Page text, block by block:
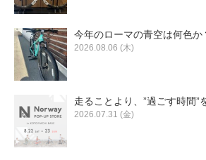
今年のローマの青空は何色か
2026.08.06 (木)
走ることより、”過ごす時間”
2026.07.31 (金)